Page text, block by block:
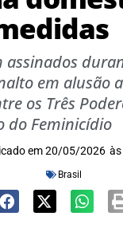
assinados
em alusão
os Três
do Feminicídio
em 20/05/2026 às
Brasil